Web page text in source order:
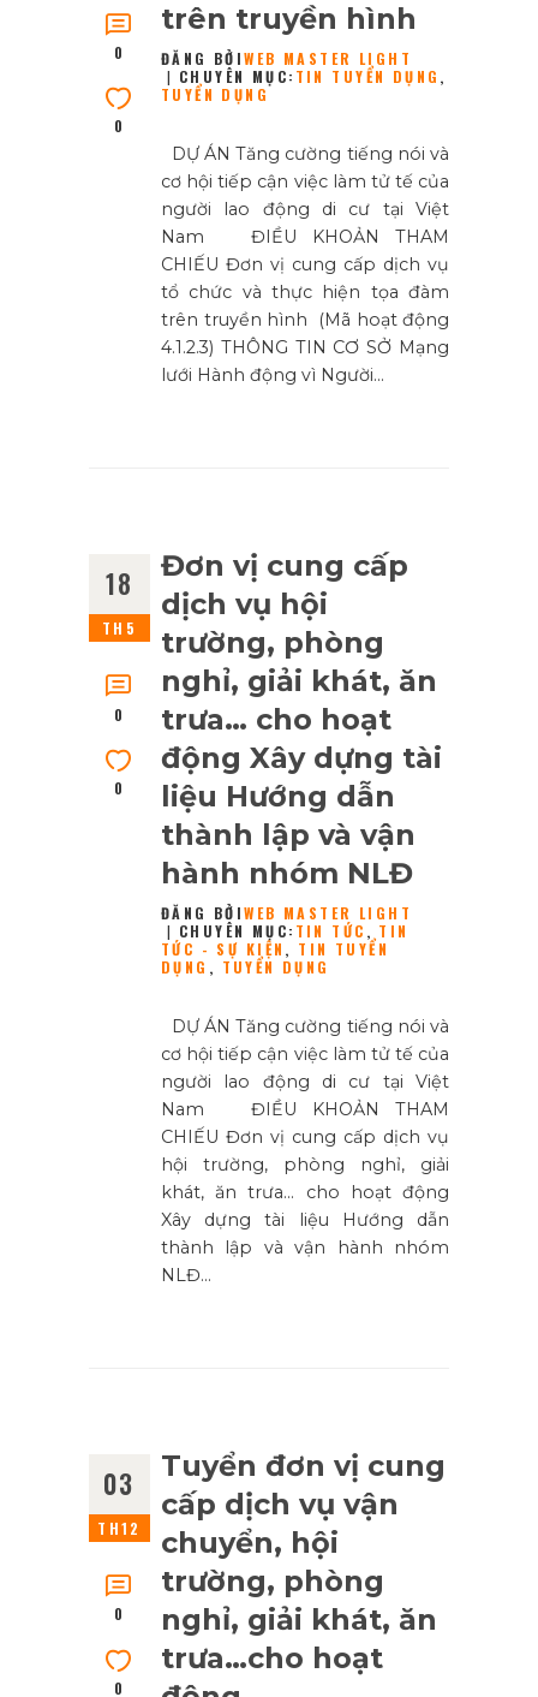
0
0
trên truyền hình
ĐĂNG BỞIWEB MASTER LIGHT
CHUYÊN MỤC: TIN TUYỂN DỤNG ,
TUYỂN DỤNG
DỰ ÁN Tăng cường tiếng nói và
cơ hội tiếp cận việc làm tử tế của
người lao động di cư tại Việt
Nam ĐIỀU KHOẢN THAM
CHIẾU Đơn vị cung cấp dịch vụ
tổ chức và thực hiện tọa đàm
trên truyền hình (Mã hoạt động
4.1.2.3) THÔNG TIN CƠ SỞ Mạng
lưới Hành động vì Người…
18
TH5
0
0
Đơn vị cung cấp
dịch vụ hội
trường, phòng
nghỉ, giải khát, ăn
trưa… cho hoạt
động Xây dựng tài
liệu Hướng dẫn
thành lập và vận
hành nhóm NLĐ
ĐĂNG BỞIWEB MASTER LIGHT
CHUYÊN MỤC: TIN TỨC , TIN
TỨC - SỰ KIỆN , TIN TUYỂN
DỤNG , TUYỂN DỤNG
DỰ ÁN Tăng cường tiếng nói và
cơ hội tiếp cận việc làm tử tế của
người lao động di cư tại Việt
Nam ĐIỀU KHOẢN THAM
CHIẾU Đơn vị cung cấp dịch vụ
hội trường, phòng nghỉ, giải
khát, ăn trưa… cho hoạt động
Xây dựng tài liệu Hướng dẫn
thành lập và vận hành nhóm
NLĐ…
03
TH12
0
0
Tuyển đơn vị cung
cấp dịch vụ vận
chuyển, hội
trường, phòng
nghỉ, giải khát, ăn
trưa…cho hoạt